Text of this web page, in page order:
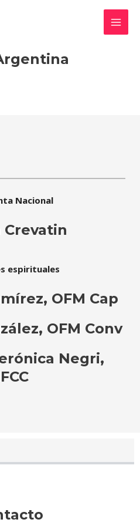
Main
Nacional
Crevatin
espirituales
OFM Cap
OFM Conv
Negri,